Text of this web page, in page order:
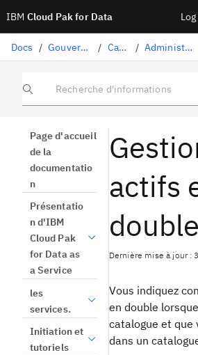
IBM Cloud Pak for Data
Docs / Gouvernance des données / Catalogues / Administration d'un catalogue
Recherche d'informations
Page d'accueil
de la
documentatio
n
Présentatio
n d'IBM
Cloud Pak
for Data as
a Service
les
services.
Initiation et
tutoriels
actifs
double
Dernière mise à jour :
Vous indiquez
en double
catalogue et que
dans un